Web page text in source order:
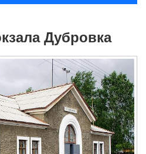
Дубровка